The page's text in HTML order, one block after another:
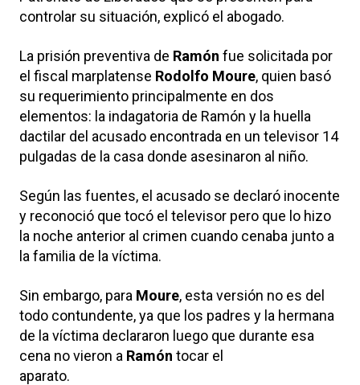
controlar su situación, explicó el abogado.
La prisión preventiva de Ramón fue solicitada por
el fiscal marplatense Rodolfo Moure, quien basó
su requerimiento principalmente en dos
elementos: la indagatoria de Ramón y la huella
dactilar del acusado encontrada en un televisor 14
pulgadas de la casa donde asesinaron al niño.
Según las fuentes, el acusado se declaró inocente
y reconoció que tocó el televisor pero que lo hizo
la noche anterior al crimen cuando cenaba junto a
la familia de la víctima.
Sin embargo, para Moure, esta versión no es del
todo contundente, ya que los padres y la hermana
de la víctima declararon luego que durante esa
cena no vieron a Ramón tocar el
aparato.